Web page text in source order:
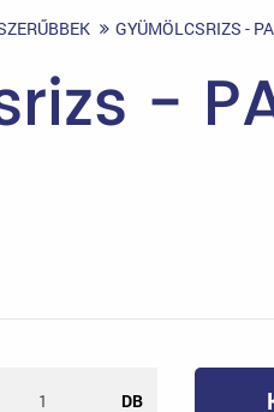
GYÜMÖLCSRIZS -
-
DB